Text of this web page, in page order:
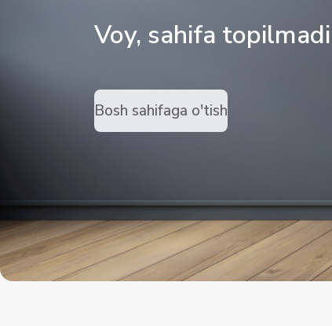
Voy, sahifa topilmadi
Bosh sahifaga o'tish